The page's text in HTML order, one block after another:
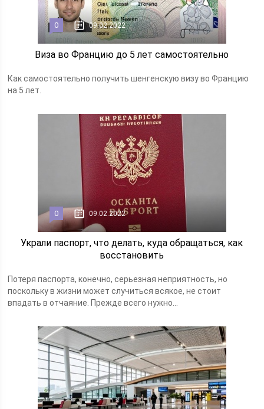
0 09.02.2022
Виза во Францию до 5 лет самостоятельно
Как самостоятельно получить шенгенскую визу во Францию
на 5 лет.
0 09.02.2022
Украли паспорт, что делать, куда обращаться, как
восстановить
Потеря паспорта, конечно, серьезная неприятность, но
поскольку в жизни может случиться всякое, не стоит
впадать в отчаяние. Прежде всего нужно...